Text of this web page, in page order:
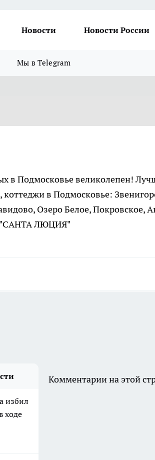
Новости Новости России
Мы в Telegram
в Подмосковье великолепен!
в Подмосковье:
Озеро Белое, Покровское,
"САНТА ЛЮЦИЯ"
избил
ходе
Комментарии на этой